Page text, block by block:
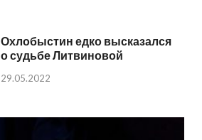
Охлобыстин едко высказался
о судьбе Литвиновой
29.05.2022